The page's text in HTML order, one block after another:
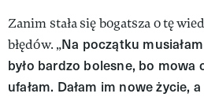
Zanim stała się bogatsza o tę
błędów. „Na początku
było bardzo bolesne, bo mowa
ufałam. Dałam im nowe życie,